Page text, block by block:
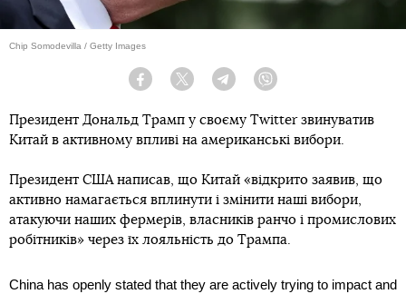
Chip Somodevilla / Getty Images
Facebook Twitter Telegram
Президент Дональд Трамп у своєму Twitter звинуватив
Китай в активному впливі на американські вибори.
Президент США написав, що Китай «відкрито заявив, що
активно намагається вплинути і змінити наші вибори,
атакуючи наших фермерів, власників ранчо і промислових
робітників» через їх лояльність до Трампа.
China has openly stated that they are actively trying to impact and